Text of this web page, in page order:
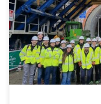
Miglioramento dei
Geotecnica hanno
Durante la visita